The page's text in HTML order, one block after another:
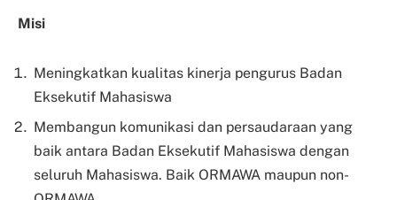
Misi
Meningkatkan kualitas kinerja pengurus Badan
Eksekutif Mahasiswa
Membangun komunikasi dan persaudaraan yang
baik antara Badan Eksekutif Mahasiswa dengan
seluruh Mahasiswa. Baik ORMAWA maupun non-